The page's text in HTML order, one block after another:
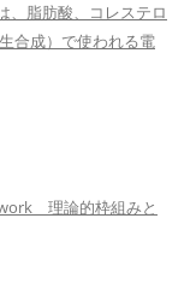
、脂肪酸、コレステロ
合成）で使われる電
理論的枠組みと